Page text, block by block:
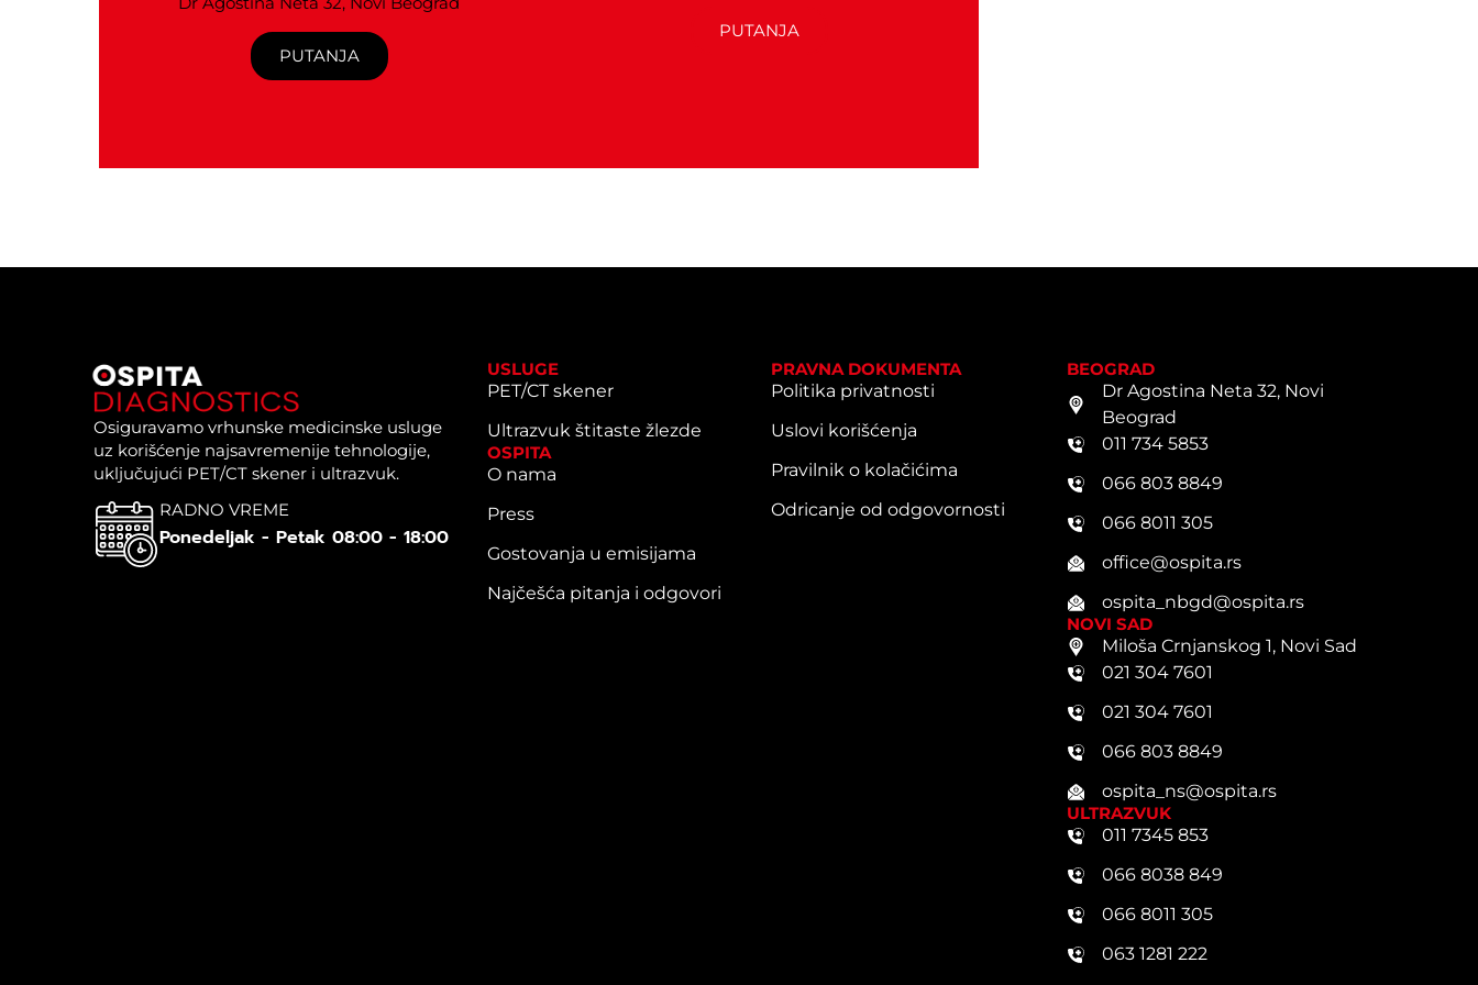
PUTANJA
PUTANJA
Osiguravamo vrhunske medicinske usluge
uz korišćenje najsavremenije tehnologije,
uključujući PET/CT skener i ultrazvuk.
RADNO VREME
Ponedeljak - Petak 08:00 - 18:00
USLUGE
PET/CT skener
Ultrazvuk štitaste žlezde
OSPITA
O nama
Press
Gostovanja u emisijama
Najčešća pitanja i odgovori
PRAVNA DOKUMENTA
Politika privatnosti
Uslovi korišćenja
Pravilnik o kolačićima
Odricanje od odgovornosti
BEOGRAD
Dr Agostina Neta 32, Novi
Beograd
011 734 5853
066 803 8849
066 8011 305
office@ospita.rs
ospita_nbgd@ospita.rs
NOVI SAD
Miloša Crnjanskog 1, Novi Sad
021 304 7601
021 304 7601
066 803 8849
ospita_ns@ospita.rs
ULTRAZVUK
011 7345 853
066 8038 849
066 8011 305
063 1281 222